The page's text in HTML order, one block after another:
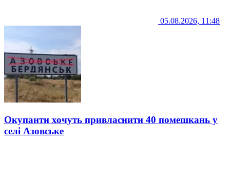
05.08.2026, 11:48
Окупанти хочуть привласнити 40 помешкань у
селі Азовське